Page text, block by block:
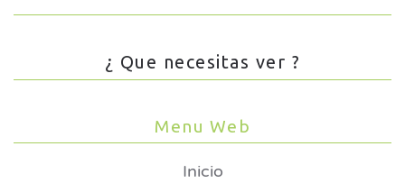
¿ Que necesitas ver ?
Menu Web
Inicio